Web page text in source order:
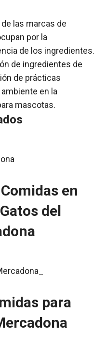
las marcas de
por la
de los ingredientes.
de ingredientes de
de prácticas
en la
mascotas.
en
del
para